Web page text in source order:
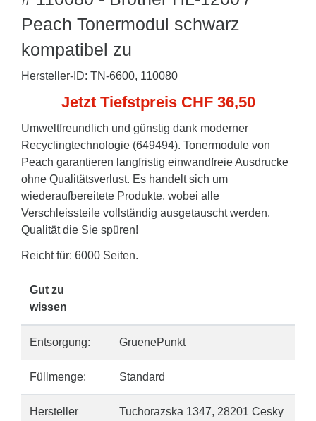
Peach Tonermodul schwarz
kompatibel zu
Hersteller-ID: TN-6600, 110080
Jetzt Tiefstpreis CHF 36,50
Umweltfreundlich und günstig dank moderner
Recyclingtechnologie (649494). Tonermodule von
Peach garantieren langfristig einwandfreie Ausdrucke
ohne Qualitätsverlust. Es handelt sich um
wiederaufbereitete Produkte, wobei alle
Verschleissteile vollständig ausgetauscht werden.
Qualität die Sie spüren!
Reicht für: 6000 Seiten.
Gut zu
wissen
Entsorgung: GruenePunkt
Füllmenge: Standard
Hersteller Tuchorazska 1347, 28201 Cesky